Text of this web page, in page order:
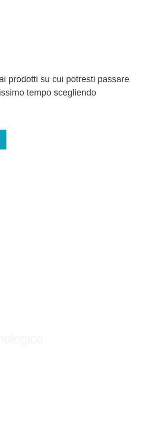
prodotti su cui potresti passare
tempo scegliendo